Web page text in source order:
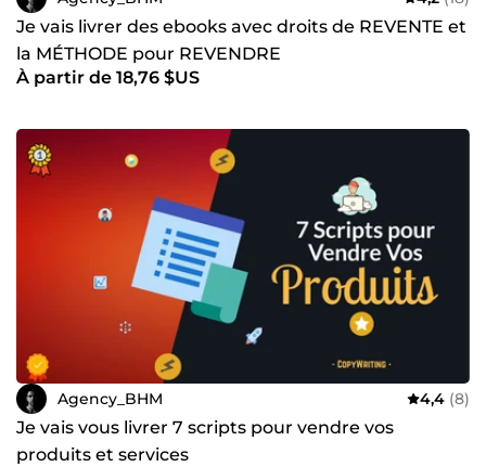
Je vais livrer des ebooks avec droits de REVENTE et
la MÉTHODE pour REVENDRE
À partir de 18,76 $US
Agency_BHM 4,4 (8)
Je vais vous livrer 7 scripts pour vendre vos
produits et services